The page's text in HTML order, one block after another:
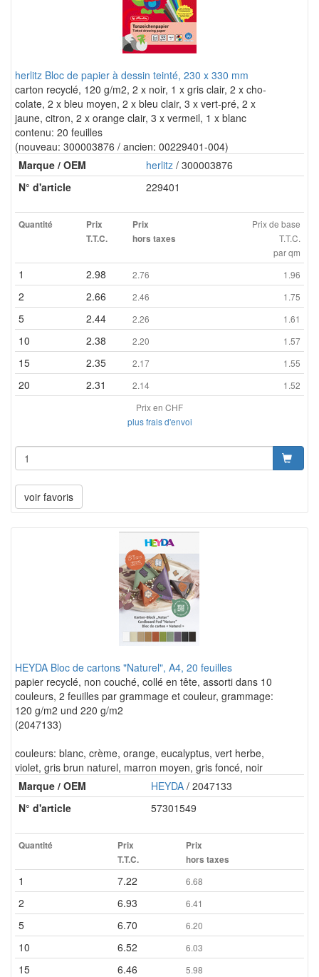
herlitz Bloc de papier à dessin teinté, 230 x 330 mm
carton recyclé, 120 g/m2, 2 x noir, 1 x gris clair, 2 x cho-
colate, 2 x bleu moyen, 2 x bleu clair, 3 x vert-pré, 2 x
jaune, citron, 2 x orange clair, 3 x vermeil, 1 x blanc
contenu: 20 feuilles
(nouveau: 300003876 / ancien: 00229401-004)
Marque / OEM
herlitz / 300003876
N° d'article
229401
Quantité
Prix
T.T.C.
Prix
hors taxes
Prix de base
T.T.C.
par qm
1 2.98 2.76 1.96
2 2.66 2.46 1.75
5 2.44 2.26 1.61
10 2.38 2.20 1.57
15 2.35 2.17 1.55
20 2.31 2.14
1.52
Prix en CHF
plus frais d'envoi
voir favoris
HEYDA Bloc de cartons "Naturel", A4, 20 feuilles
papier recyclé, non couché, collé en tête, assorti dans 10
couleurs, 2 feuilles par grammage et couleur, grammage:
120 g/m2 und 220 g/m2
(2047133)
couleurs: blanc, crème, orange, eucalyptus, vert herbe,
violet, gris brun naturel, marron moyen, gris foncé, noir
Marque / OEM
HEYDA / 2047133
N° d'article
57301549
Quantité
Prix
T.T.C.
Prix
hors taxes
1 7.22 6.68
2 6.93 6.41
5 6.70 6.20
10 6.52 6.03
15 6.46
5.98